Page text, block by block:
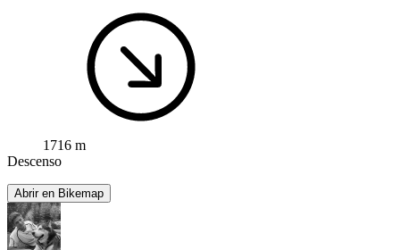
1716 m
Descenso
Abrir en Bikemap